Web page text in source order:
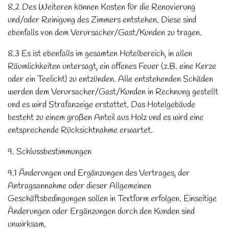
8.2 Des Weiteren können Kosten für die Renovierung
und/oder Reinigung des Zimmers entstehen. Diese sind
ebenfalls von dem Verursacher/Gast/Kunden zu tragen.
8.3 Es ist ebenfalls im gesamten Hotelbereich, in allen
Räumlichkeiten untersagt, ein offenes Feuer (z.B. eine Kerze
oder ein Teelicht) zu entzünden. Alle entstehenden Schäden
werden dem Verursacher/Gast/Kunden in Rechnung gestellt
und es wird Strafanzeige erstattet. Das Hotelgebäude
besteht zu einem großen Anteil aus Holz und es wird eine
entsprechende Rücksichtnahme erwartet.
9. Schlussbestimmungen
9.1 Änderungen und Ergänzungen des Vertrages, der
Antragsannahme oder dieser Allgemeinen
Geschäftsbedingungen sollen in Textform erfolgen. Einseitige
Änderungen oder Ergänzungen durch den Kunden sind
unwirksam.